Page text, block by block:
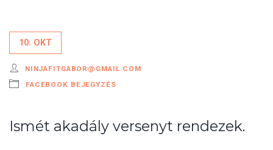
10. OKT
NINJAFITGABOR@GMAIL.COM
FACEBOOK BEJEGYZÉS
Ismét akadály versenyt rendezek.